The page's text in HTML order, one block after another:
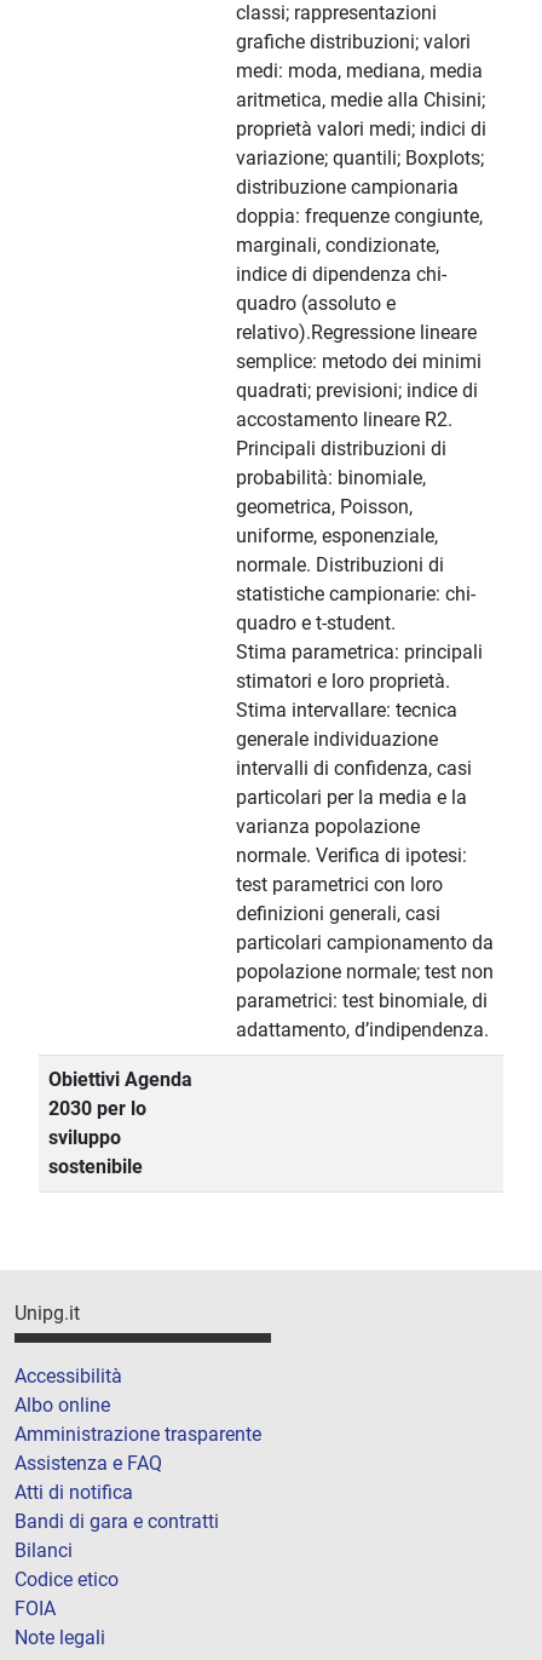
classi; rappresentazioni
grafiche distribuzioni; valori
medi: moda, mediana, media
aritmetica, medie alla Chisini;
proprietà valori medi; indici di
variazione; quantili; Boxplots;
distribuzione campionaria
doppia: frequenze congiunte,
marginali, condizionate,
indice di dipendenza chi-
quadro (assoluto e
relativo).Regressione lineare
semplice: metodo dei minimi
quadrati; previsioni; indice di
accostamento lineare R2.
Principali distribuzioni di
probabilità: binomiale,
geometrica, Poisson,
uniforme, esponenziale,
normale. Distribuzioni di
statistiche campionarie: chi-
quadro e t-student.
Stima parametrica: principali
stimatori e loro proprietà.
Stima intervallare: tecnica
generale individuazione
intervalli di confidenza, casi
particolari per la media e la
varianza popolazione
normale. Verifica di ipotesi:
test parametrici con loro
definizioni generali, casi
particolari campionamento da
popolazione normale; test non
parametrici: test binomiale, di
adattamento, d’indipendenza.
Obiettivi Agenda
2030 per lo
sviluppo
sostenibile
Unipg.it
Accessibilità
Albo online
Amministrazione trasparente
Assistenza e FAQ
Atti di notifica
Bandi di gara e contratti
Bilanci
Codice etico
FOIA
Note legali